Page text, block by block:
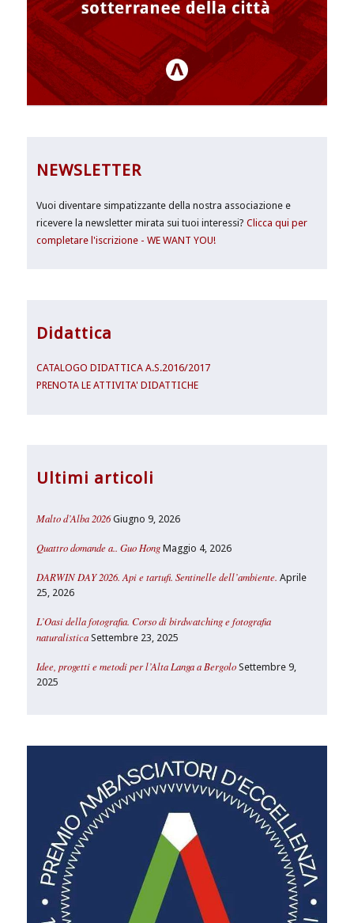
NEWSLETTER
Vuoi diventare simpatizzante della nostra associazione e
ricevere la newsletter mirata sui tuoi interessi?Clicca qui per
completare l'iscrizione - WE WANT YOU!
Didattica
CATALOGO DIDATTICA A.S.2016/2017
PRENOTA LE ATTIVITA' DIDATTICHE
Ultimi articoli
Malto d’Alba 2026 Giugno 9, 2026
Quattro domande a.. Guo Hong Maggio 4, 2026
DARWIN DAY 2026. Api e tartufi. Sentinelle dell’ambiente. Aprile
25, 2026
L’Oasi della fotografia. Corso di birdwatching e fotografia
naturalistica Settembre 23, 2025
Idee, progetti e metodi per l’Alta Langa a Bergolo Settembre 9,
2025